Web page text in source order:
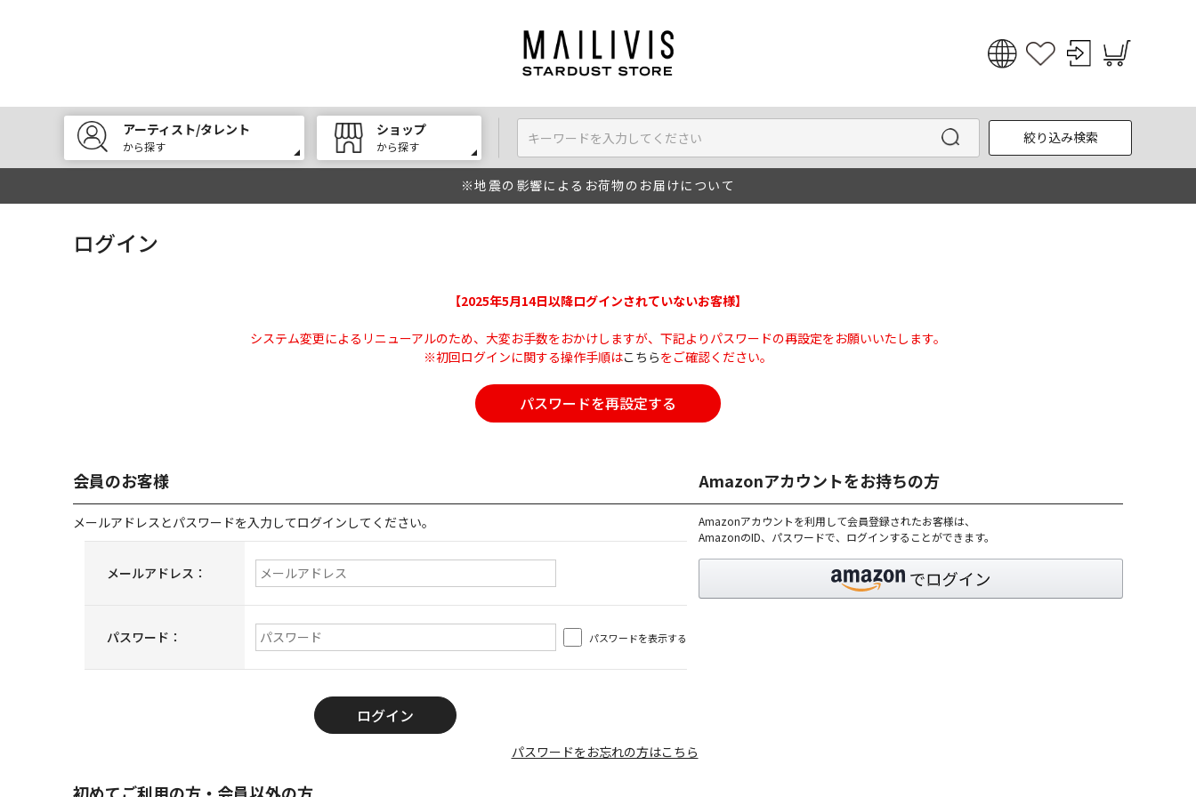
English
한국어
アーティスト/タレント
から探す
ショップ
から探す
絞り込み検索
※地震の影響によるお荷物のお届けについて
ログイン
【2025年5月14日以降ログインされていないお客様】
システム変更によるリニューアルのため、大変お手数をおかけしますが、下記よりパスワードの再設定をお願いいたします。
※初回ログインに関する操作手順はこちらをご確認ください。
パスワードを再設定する
会員のお客様
メールアドレスとパスワードを入力してログインしてください。
メールアドレス：
パスワード： パスワードを表示する
パスワードをお忘れの方はこちら
Amazonアカウントをお持ちの方
Amazonアカウントを利用して会員登録されたお客様は、
AmazonのID、パスワードで、ログインすることができます。